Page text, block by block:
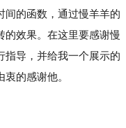
间的函数，通过慢羊羊的
的效果。在这里要感谢慢
指导，并给我一个展示的
的感谢他。